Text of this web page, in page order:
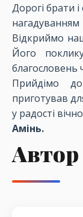
Дорогі брати
Відкриймо
Його
благословень
Прийдімо
приготував
у радості
Амінь.
Автор